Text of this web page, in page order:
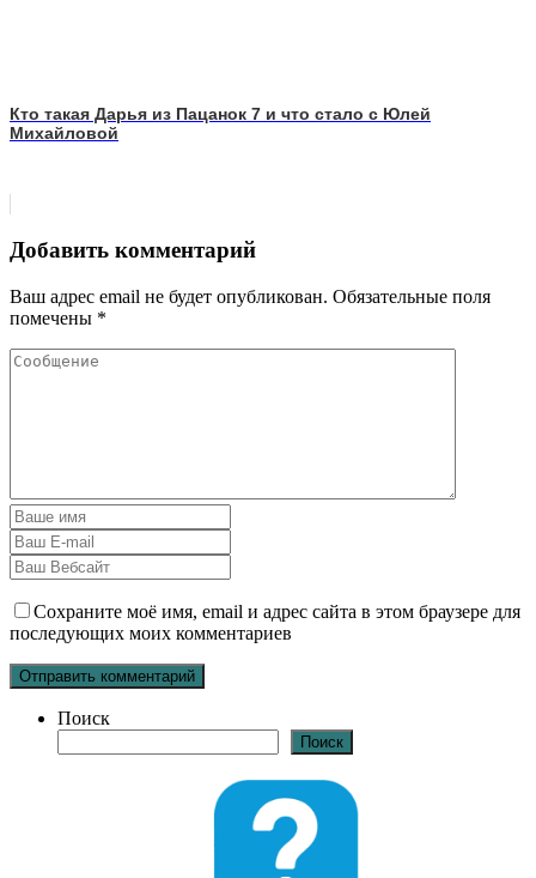
Кто такая Дарья из Пацанок 7 и что стало с Юлей
Михайловой
Добавить комментарий
Ваш адрес email не будет опубликован. Обязательные поля
помечены *
Сохраните моё имя, email и адрес сайта в этом браузере для
последующих моих комментариев
Поиск
Поиск